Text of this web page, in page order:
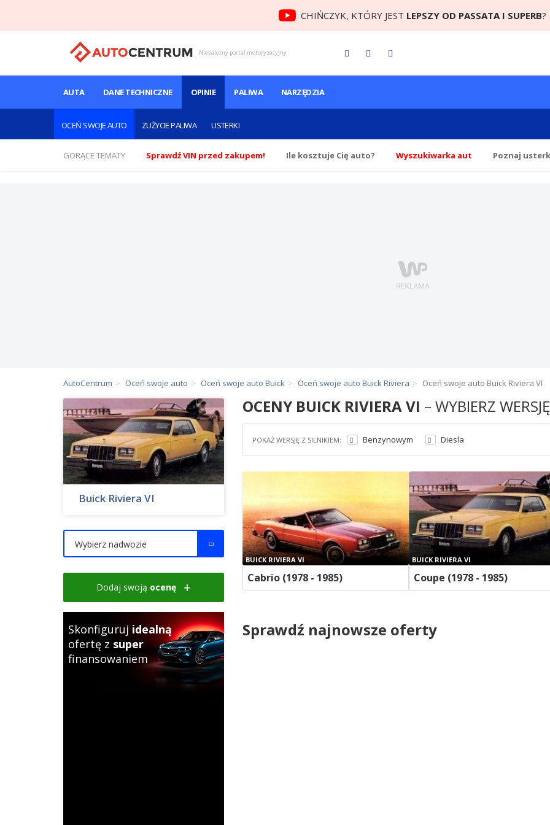
CHIŃCZYK, KTÓRY JEST LEPSZY OD PASSATA I SUPERB?
Niezależny portal motoryzacyjny
AUTA DANE TECHNICZNE OPINIE
OCEŃ SWOJE AUTO ZUŻYCIE PALIWA USTERKI
PALIWA NARZĘDZIA
GORĄCE TEMATY Sprawdź VIN przed zakupem! Ile kosztuje Cię auto? Wyszukiwarka aut Poznaj
AutoCentrum Oceń swoje auto Oceń swoje auto Buick Oceń swoje auto Buick Riviera Oceń swoje auto Buick Riviera VI
OCENY BUICK RIVIERA VI – WYBIERZ WERSJĘ
POKAŻ WERSJĘ Z SILNIKIEM: Benzynowym Diesla
BUICK RIVIERA VI
Cabrio (1978 - 1985)
BUICK RIVIERA VI
Coupe (1978 - 1985)
Sprawdź najnowsze oferty
Buick Riviera VI
Wybierz nadwozie
Dodaj swoją ocenę
Skonfiguruj idealną
ofertę z super
finansowaniem